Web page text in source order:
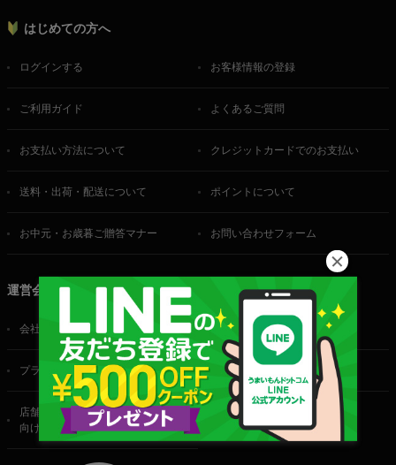
はじめての方へ
ログインする お客様情報の登録
ご利用ガイド よくあるご質問
お支払い方法について クレジットカードでのお支払い
送料・出荷・配送について ポイントについて
お中元・お歳暮ご贈答マナー お問い合わせフォーム
運営会社
会社概要 ご利用規約
プライバシーポリシー 特定商取引法に基づく表記
店舗・法人・生産者様
向けのお問い合わせ